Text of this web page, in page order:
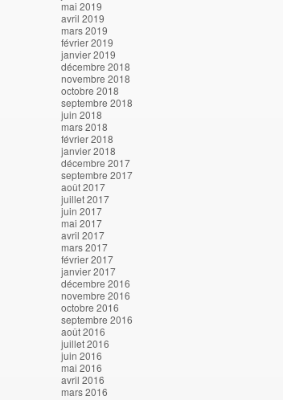
mai 2019
avril 2019
mars 2019
février 2019
janvier 2019
décembre 2018
novembre 2018
octobre 2018
septembre 2018
juin 2018
mars 2018
février 2018
janvier 2018
décembre 2017
septembre 2017
août 2017
juillet 2017
juin 2017
mai 2017
avril 2017
mars 2017
février 2017
janvier 2017
décembre 2016
novembre 2016
octobre 2016
septembre 2016
août 2016
juillet 2016
juin 2016
mai 2016
avril 2016
mars 2016